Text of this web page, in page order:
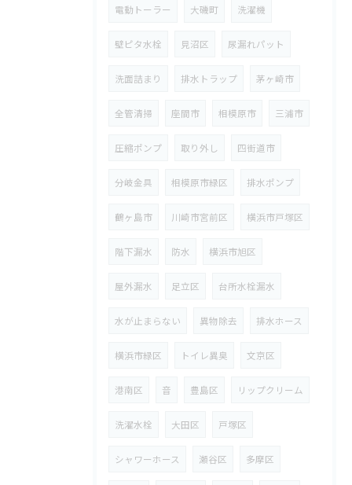
電動トーラー 大磯町 洗濯機
壁ピタ水栓 見沼区 尿漏れパット
洗面詰まり 排水トラップ 茅ヶ崎市
全管清掃 座間市 相模原市 三浦市
圧縮ポンプ 取り外し 四街道市
分岐金具 相模原市緑区 排水ポンプ
鶴ヶ島市 川崎市宮前区 横浜市戸塚区
階下漏水 防水 横浜市旭区
屋外漏水 足立区 台所水栓漏水
水が止まらない 異物除去 排水ホース
横浜市緑区 トイレ異臭 文京区
港南区 音 豊島区 リップクリーム
洗濯水栓 大田区 戸塚区
シャワーホース 瀬谷区 多摩区